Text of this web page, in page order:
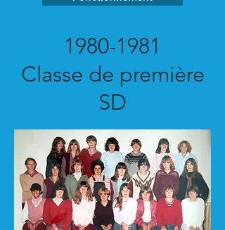
1980-1981
Classe de première
SD